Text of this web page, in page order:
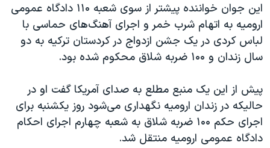
این جوان خواننده پیشتر از سوی شعبه ۱۱۰ دادگاه عمومی
ارومیه به اتهام شرب خمر و اجرای آهنگ‌های حماسی با
لباس کردی در یک جشن ازدواج در کردستان ترکیه به دو
سال زندان و ۱۰۰ ضربه شلاق محکوم شده بود.
پیش از این یک منبع مطلع به صدای آمریکا گفت او در
حالیکه در زندان ارومیه نگهداری می‌شود روز یکشنبه برای
اجرای حکم ۱۰۰ ضربه شلاق به شعبه چهارم اجرای احکام
دادگاه عمومی ارومیه منتقل شد.